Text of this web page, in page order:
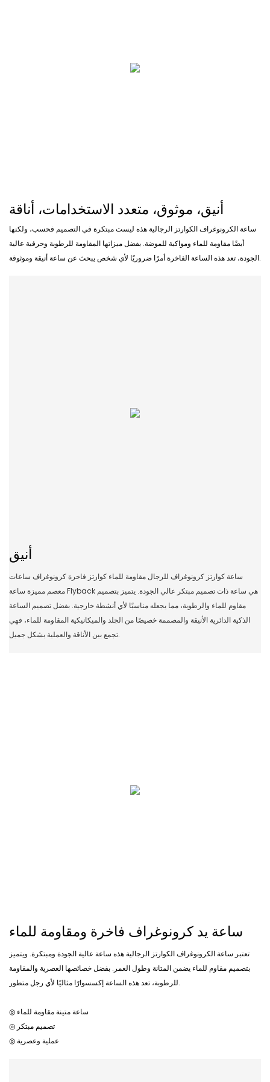
ساعة الكرونوغراف الكوارتز الرجالية هذه ليست مبتكرة في التصميم فحسب، ولكنها
أيضًا مقاومة للماء ومواكبة للموضة. بفضل ميزاتها المقاومة للرطوبة وحرفية عالية
الجودة، تعد هذه الساعة الفاخرة أمرًا ضروريًا لأي شخص يبحث عن ساعة أنيقة وموثوقة.
أنيق
ساعة كوارتز كرونوغراف للرجال مقاومة للماء كوارتز فاخرة كرونوغراف ساعات
معصم مميزة ساعة Flyback هي ساعة ذات تصميم مبتكر عالي الجودة. يتميز بتصميم
مقاوم للماء والرطوبة، مما يجعله مناسبًا لأي أنشطة خارجية. بفضل تصميم الساعة
الذكية الدائرية الأنيقة والمصممة خصيصًا من الجلد والميكانيكية المقاومة للماء، فهي
تجمع بين الأناقة والعملية بشكل جميل.
تعتبر ساعة الكرونوغراف الكوارتز الرجالية هذه ساعة عالية الجودة ومبتكرة. ويتميز
بتصميم مقاوم للماء يضمن المتانة وطول العمر. بفضل خصائصها العصرية والمقاومة
للرطوبة، تعد هذه الساعة إكسسوارًا مثاليًا لأي رجل متطور.
◎ تصميم مبتكر
◎ عملية وعصرية